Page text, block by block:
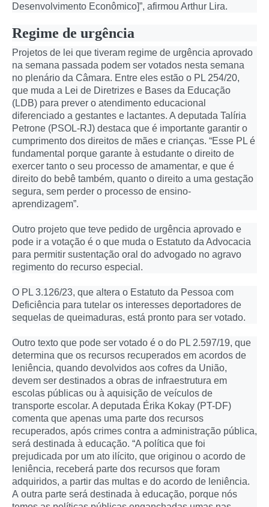
Desenvolvimento Econômico]”, afirmou Arthur Lira.
Regime de urgência
Projetos de lei que tiveram regime de urgência aprovado
na semana passada podem ser votados nesta semana
no plenário da Câmara. Entre eles estão o PL 254/20,
que muda a Lei de Diretrizes e Bases da Educação
(LDB) para prever o atendimento educacional
diferenciado a gestantes e lactantes. A deputada Talíria
Petrone (PSOL-RJ) destaca que é importante garantir o
cumprimento dos direitos de mães e crianças. “Esse PL é
fundamental porque garante à estudante o direito de
exercer tanto o seu processo de amamentar, e que é
direito do bebê também, quanto o direito a uma gestação
segura, sem perder o processo de ensino-
aprendizagem”.
Outro projeto que teve pedido de urgência aprovado e
pode ir a votação é o que muda o Estatuto da Advocacia
para permitir sustentação oral do advogado no agravo
regimento do recurso especial.
O PL 3.126/23, que altera o Estatuto da Pessoa com
Deficiência para tutelar os interesses deportadores de
sequelas de queimaduras, está pronto para ser votado.
Outro texto que pode ser votado é o do PL 2.597/19, que
determina que os recursos recuperados em acordos de
leniência, quando devolvidos aos cofres da União,
devem ser destinados a obras de infraestrutura em
escolas públicas ou à aquisição de veículos de
transporte escolar. A deputada Érika Kokay (PT-DF)
comenta que apenas uma parte dos recursos
recuperados, após crimes contra a administração pública,
será destinada à educação. “A política que foi
prejudicada por um ato ilícito, que originou o acordo de
leniência, receberá parte dos recursos que foram
adquiridos, a partir das multas e do acordo de leniência.
A outra parte será destinada à educação, porque nós